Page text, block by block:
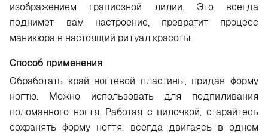
изображением грациозной лилии. Это всегда
поднимет вам настроение, превратит процесс
маникюра в настоящий ритуал красоты.
Способ применения
Обработать край ногтевой пластины, придав форму
ногтю. Можно использовать для подпиливания
поломанного ногтя. Работая с пилочкой, старайтесь
сохранять форму ногтя, всегда двигаясь в одном